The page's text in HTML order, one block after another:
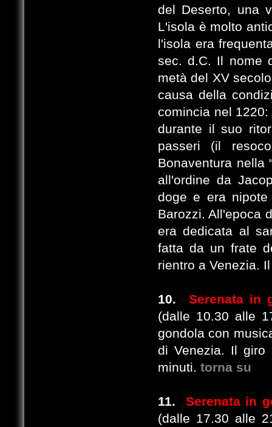
del Deserto, una
L'isola è molto
l'isola era
sec. d.C. Il nome
metà del XV
causa della
comincia nel
durante il suo
passeri (il
Bonaventura nella
all'ordine da
doge e era
Barozzi. All'epoca
era dedicata al
fatta da un frate
rientro a Venezia.
10. Serenata in
(dalle 10.30 alle
gondola con
di Venezia. Il giro
minuti. torna su
11. Serenata in
(dalle 17.30 alle